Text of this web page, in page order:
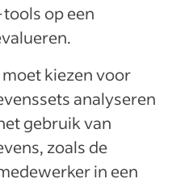
op een
kiezen voor
analyseren
gebruik van
zoals de
in een